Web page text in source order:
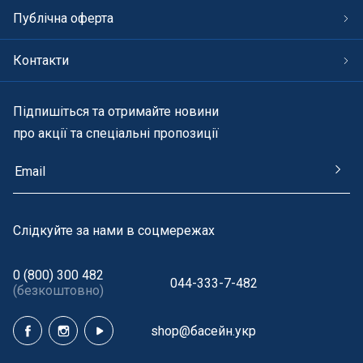
Публічна оферта
Контакти
Підпишіться та отримайте новини
про акції та спеціальні пропозиції
Cлідкуйте за нами в соцмережах
0 (800) 300 482
(безкоштовно)
044-333-7-482
shop@басейн.укр